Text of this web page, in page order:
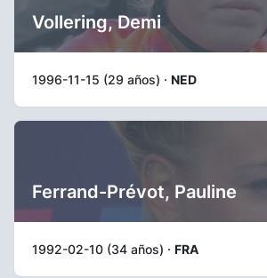
Vollering, Demi
1996-11-15 (29 años) · NED
Ferrand-Prévot, Pauline
1992-02-10 (34 años) · FRA